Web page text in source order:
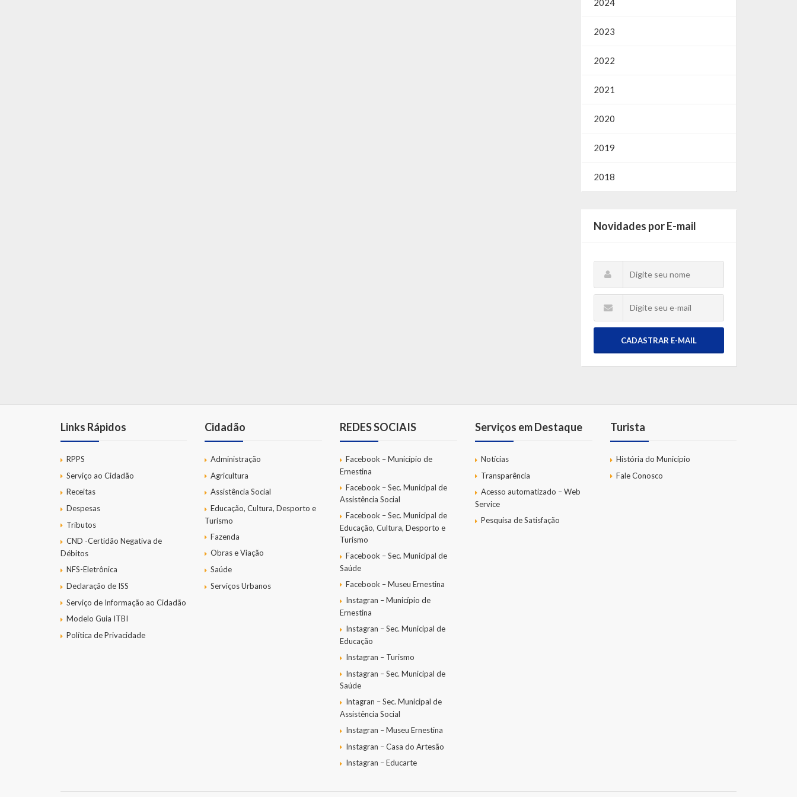
2024
2023
2022
2021
2020
2019
2018
Novidades por E-mail
CADASTRAR E-MAIL
Links Rápidos
RPPS
Serviço ao Cidadão
Receitas
Despesas
Tributos
CND -Certidão Negativa de
Débitos
NFS-Eletrônica
Declaração de ISS
Serviço de Informação ao Cidadão
Modelo Guia ITBI
Política de Privacidade
Cidadão
Administração
Agricultura
Assistência Social
Educação, Cultura, Desporto e
Turismo
Fazenda
Obras e Viação
Saúde
Serviços Urbanos
REDES SOCIAIS
Facebook – Município de
Ernestina
Facebook – Sec. Municipal de
Assistência Social
Facebook – Sec. Municipal de
Educação, Cultura, Desporto e
Turismo
Facebook – Sec. Municipal de
Saúde
Facebook – Museu Ernestina
Instagran – Município de
Ernestina
Instagran – Sec. Municipal de
Educação
Instagran – Turismo
Instagran – Sec. Municipal de
Saúde
Intagran – Sec. Municipal de
Assistência Social
Instagran – Museu Ernestina
Instagran – Casa do Artesão
Instagran – Educarte
Serviços em Destaque
Notícias
Transparência
Acesso automatizado – Web
Service
Pesquisa de Satisfação
Turista
História do Município
Fale Conosco